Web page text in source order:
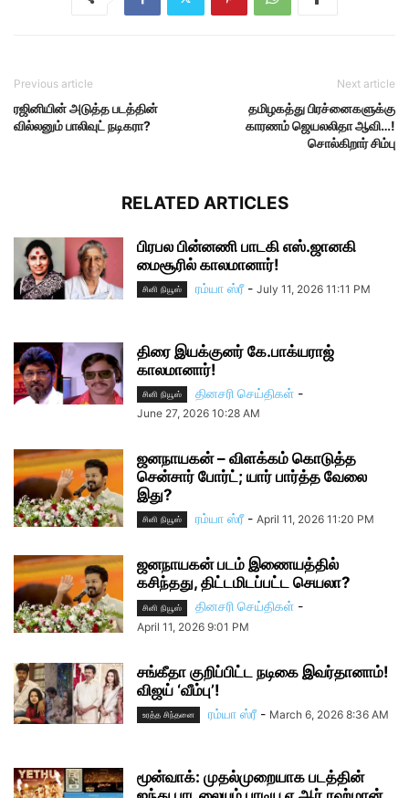
Previous article
ரஜினியின் அடுத்த படத்தின்
வில்லனும் பாலிவுட் நடிகரா?
Next article
தமிழகத்து பிரச்னைகளுக்கு
காரணம் ஜெயலலிதா ஆவி…!
சொல்கிறார் சிம்பு
RELATED ARTICLES
பிரபல பின்னணி பாடகி எஸ்.ஜானகி
மைசூரில் காலமானார்!
சினி நியூஸ் ரம்யா ஸ்ரீ - July 11, 2026 11:11 PM
திரை இயக்குனர் கே.பாக்யராஜ்
காலமானார்!
சினி நியூஸ் தினசரி செய்திகள் -
June 27, 2026 10:28 AM
ஜனநாயகன் – விளக்கம் கொடுத்த
சென்சார் போர்ட்; யார் பார்த்த வேலை
இது?
சினி நியூஸ் ரம்யா ஸ்ரீ - April 11, 2026 11:20 PM
ஜனநாயகன் படம் இணையத்தில்
கசிந்தது, திட்டமிடப்பட்ட செயலா?
சினி நியூஸ் தினசரி செய்திகள் -
April 11, 2026 9:01 PM
சங்கீதா குறிப்பிட்ட நடிகை இவர்தானாம்!
விஜய் ‘வீம்பு’!
உரத்த சிந்தனை ரம்யா ஸ்ரீ - March 6, 2026 8:36 AM
மூன்வாக்: முதல்முறையாக படத்தின்